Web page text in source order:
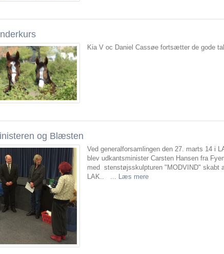
Kia V oc Daniel Cassøe fortsætter de gode
og Blæsten
Ved generalforsamlingen den 27. marts 14 i
blev udkantsminister Carsten Hansen fra
med stenstøjsskulpturen "MODVIND" skabt
LAK.. ... Læs mere